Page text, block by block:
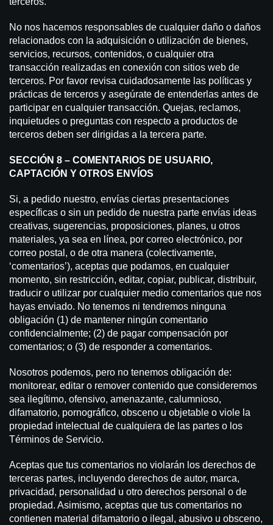
No nos hacemos responsables de cualquier daño o daños
relacionados con la adquisición o utilización de bienes,
servicios, recursos, contenidos, o cualquier otra
transacción realizadas en conexión con sitios web de
terceros. Por favor revisa cuidadosamente las políticas y
prácticas de terceros y asegúrate de entenderlas antes de
participar en cualquier transacción. Quejas, reclamos,
inquietudes o preguntas con respecto a productos de
terceros deben ser dirigidas a la tercera parte.
SECCIÓN 8 – COMENTARIOS DE USUARIO,
CAPTACIÓN Y OTROS ENVÍOS
Si, a pedido nuestro, envías ciertas presentaciones
específicas o sin un pedido de nuestra parte envías ideas
creativas, sugerencias, proposiciones, planes, u otros
materiales, ya sea en línea, por correo electrónico, por
correo postal, o de otra manera (colectivamente,
‘comentarios’), aceptas que podamos, en cualquier
momento, sin restricción, editar, copiar, publicar, distribuir,
traducir o utilizar por cualquier medio comentarios que nos
hayas enviado. No tenemos ni tendremos ninguna
obligación (1) de mantener ningún comentario
confidencialmente; (2) de pagar compensación por
comentarios; o (3) de responder a comentarios.
Nosotros podemos, pero no tenemos obligación de:
monitorear, editar o remover contenido que consideremos
sea ilegítimo, ofensivo, amenazante, calumnioso,
difamatorio, pornográfico, obsceno u objetable o viole la
propiedad intelectual de cualquiera de las partes o los
Términos de Servicio.
Aceptas que tus comentarios no violarán los derechos de
terceras partes, incluyendo derechos de autor, marca,
privacidad, personalidad u otro derechos personal o de
propiedad. Asimismo, aceptas que tus comentarios no
contienen material difamatorio o ilegal, abusivo u obsceno,